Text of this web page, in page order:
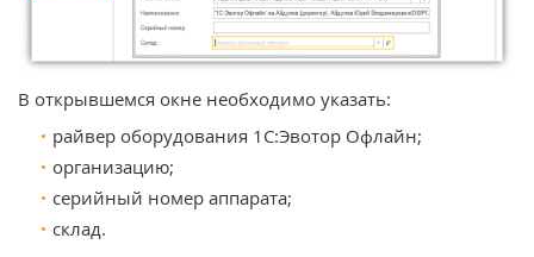
В открывшемся окне необходимо указать:
райвер оборудования 1С:Эвотор Офлайн;
организацию;
серийный номер аппарата;
склад.